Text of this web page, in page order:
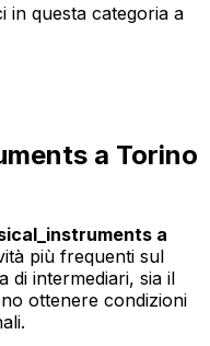
in questa categoria a
a Torino
a
più frequenti sul
di intermediari, sia il
ottenere condizioni